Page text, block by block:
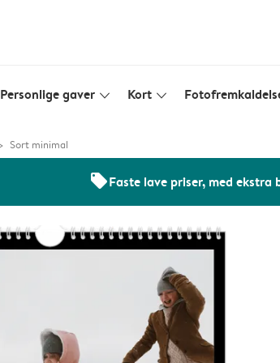
Personlige gaver slim_arrow_down Kort slim_arrow_down
Sort minimal
offersFaste lave priser, med